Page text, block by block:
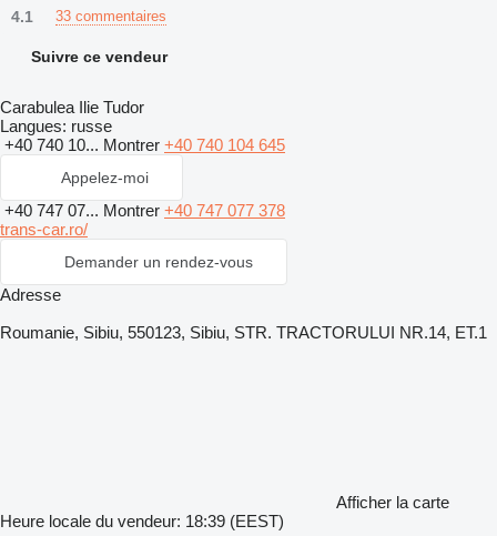
4.1 33 commentaires
Suivre ce vendeur
Carabulea Ilie Tudor
Langues: russe
+40 740 10... Montrer +40 740 104 645
Appelez-moi
+40 747 07... Montrer +40 747 077 378
trans-car.ro/
Demander un rendez-vous
Adresse
Roumanie, Sibiu, 550123, Sibiu, STR. TRACTORULUI NR.14, ET.1
Afficher la carte
Heure locale du vendeur: 18:39 (EEST)